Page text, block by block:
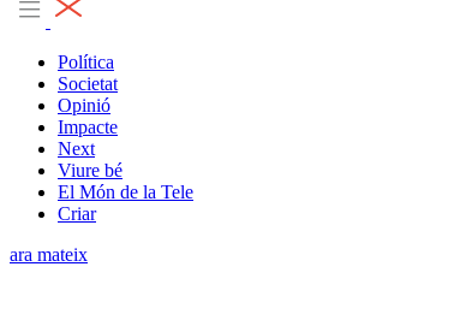
Política
Societat
Opinió
Impacte
Next
Viure bé
El Món de la Tele
Criar
ara mateix